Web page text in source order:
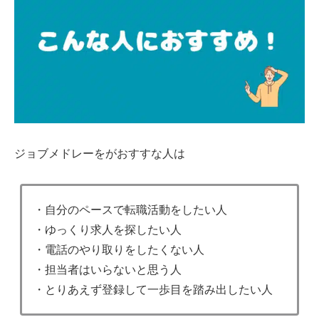
ジョブメドレーをがおすすな人は
・自分のペースで転職活動をしたい人
・ゆっくり求人を探したい人
・電話のやり取りをしたくない人
・担当者はいらないと思う人
・とりあえず登録して一歩目を踏み出したい人